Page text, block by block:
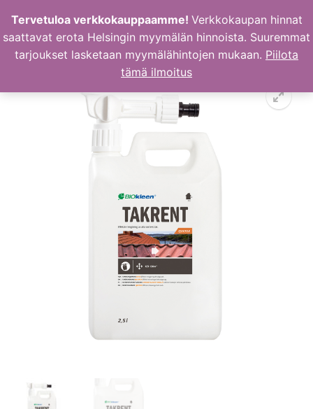
sisältöön
Tervetuloa verkkokauppaamme! Verkkokaupan hinnat
saattavat erota Helsingin myymälän hinnoista. Suuremmat
tarjoukset lasketaan myymälähintojen mukaan. Piilota
tämä ilmoitus